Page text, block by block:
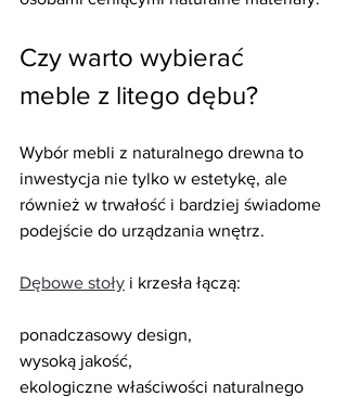
Czy warto wybierać
meble z litego dębu?
Wybór mebli z naturalnego drewna to
inwestycja nie tylko w estetykę, ale
również w trwałość i bardziej świadome
podejście do urządzania wnętrz.
Dębowe stoły i krzesła łączą:
ponadczasowy design,
wysoką jakość,
ekologiczne właściwości naturalnego